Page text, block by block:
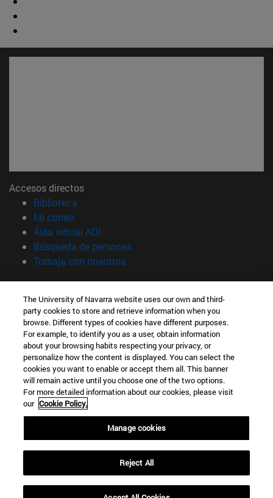
Accesos directos
Biblioteca
Mi correo(abre en nueva ventana)
Aula virtual ADI
Búsqueda de personas(abre en nueva ventana)
Trabaja con nosotros(abre en nueva ventana)
Información
TFNO +34 948 42 56 00
¿QUÉ GRADO TE INTERESA?
¿QUÉ MÁSTER TE INTERESA?
© Universidad de Navarra
Información legal
Accesibilidad
Configuración de cookies
The University of Navarra website uses our own and third-
party cookies to store and retrieve information when you
browse. Different types of cookies have different purposes.
For example, to identify you as a user, obtain information
about your browsing habits respecting your privacy, or
personalize how the content is displayed. You can select the
cookies you want to enable or accept them all. This banner
will remain active until you choose one of the two options.
For more detailed information about our cookies, please visit
our Cookie Policy.
Manage cookies
Reject All